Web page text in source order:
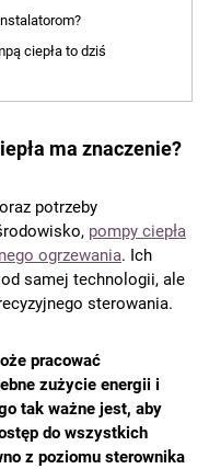
ciepła to dziś
ma znaczenie?
potrzeby
pompy ciepła
ogrzewania. Ich
samej technologii, ale
sterowania.
pracować
zużycie energii i
tak ważne jest, aby
do wszystkich
z poziomu sterownika